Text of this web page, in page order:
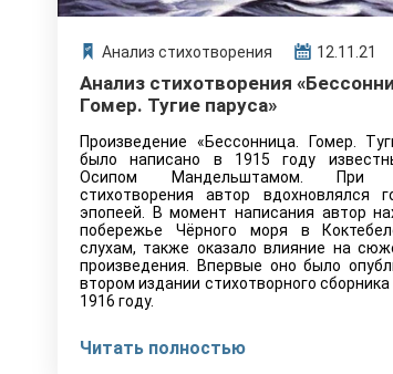
Анализ стихотворения 12.11.21
Анализ стихотворения
Гомер. Тугие паруса»
Произведение «Бессонница. Гомер.
было написано в 1915 году
Осипом Мандельштамом. При
стихотворения автор вдохновлялся
эпопеей. В момент написания автор
побережье Чёрного моря в
слухам, также оказало влияние на
произведения. Впервые оно было
втором издании стихотворного
1916 году.
Читать полностью